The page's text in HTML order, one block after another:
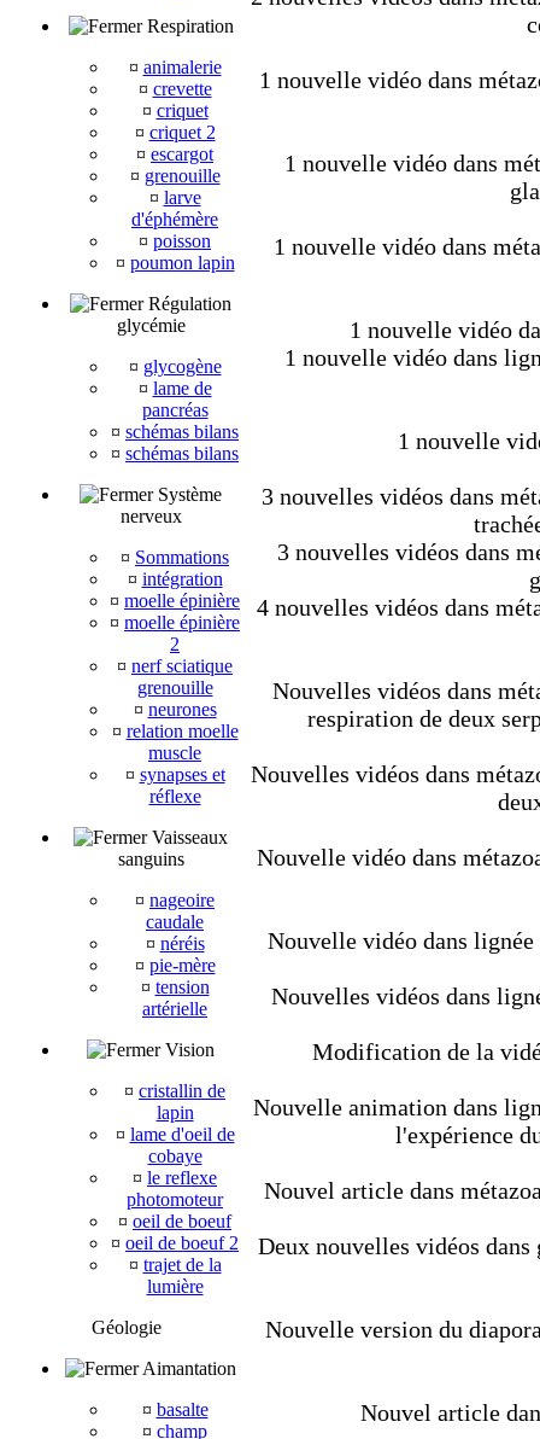
Respiration
¤ animalerie
¤ crevette
¤ criquet
¤ criquet 2
¤ escargot
¤ grenouille
¤ larve
d'éphémère
¤ poisson
¤ poumon lapin
Régulation
glycémie
¤ glycogène
¤ lame de
pancréas
¤ schémas bilans
¤ schémas bilans
Système
nerveux
¤ Sommations
¤ intégration
¤ moelle épinière
¤ moelle épinière
2
¤ nerf sciatique
grenouille
¤ neurones
¤ relation moelle
muscle
¤ synapses et
réflexe
Vaisseaux
sanguins
¤ nageoire
caudale
¤ néréis
¤ pie-mère
¤ tension
artérielle
Vision
¤ cristallin de
lapin
¤ lame d'oeil de
cobaye
¤ le reflexe
photomoteur
¤ oeil de boeuf
¤ oeil de boeuf 2
¤ trajet de la
lumière
Géologie
Aimantation
¤ basalte
¤ champ
1 nouvelle vidéo dans
1 nouvelle vidéo dans
1 nouvelle vidéo dans
1 nouvelle vidéo
1 nouvelle vidéo dans
1 nouvelle
3 nouvelles vidéos dans
3 nouvelles vidéos dans
4 nouvelles vidéos dans
Nouvelles vidéos dans
respiration de deux
Nouvelles vidéos dans
Nouvelle vidéo dans
Nouvelle vidéo dans
Nouvelles vidéos dans
Modification de la
Nouvelle animation dans
l'expérience
Nouvel article dans
Deux nouvelles vidéos
Nouvelle version du
Nouvel article